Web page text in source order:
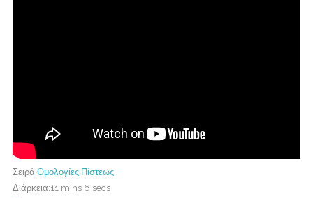
Σειρά:Ομολογίες Πίστεως
Διάρκεια:11 mins 6 secs